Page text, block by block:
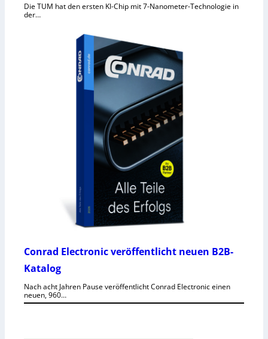
Die TUM hat den ersten KI-Chip mit 7-Nanometer-Technologie in
der…
Conrad Electronic veröffentlicht neuen B2B-
Katalog
Nach acht Jahren Pause veröffentlicht Conrad Electronic einen
neuen, 960…